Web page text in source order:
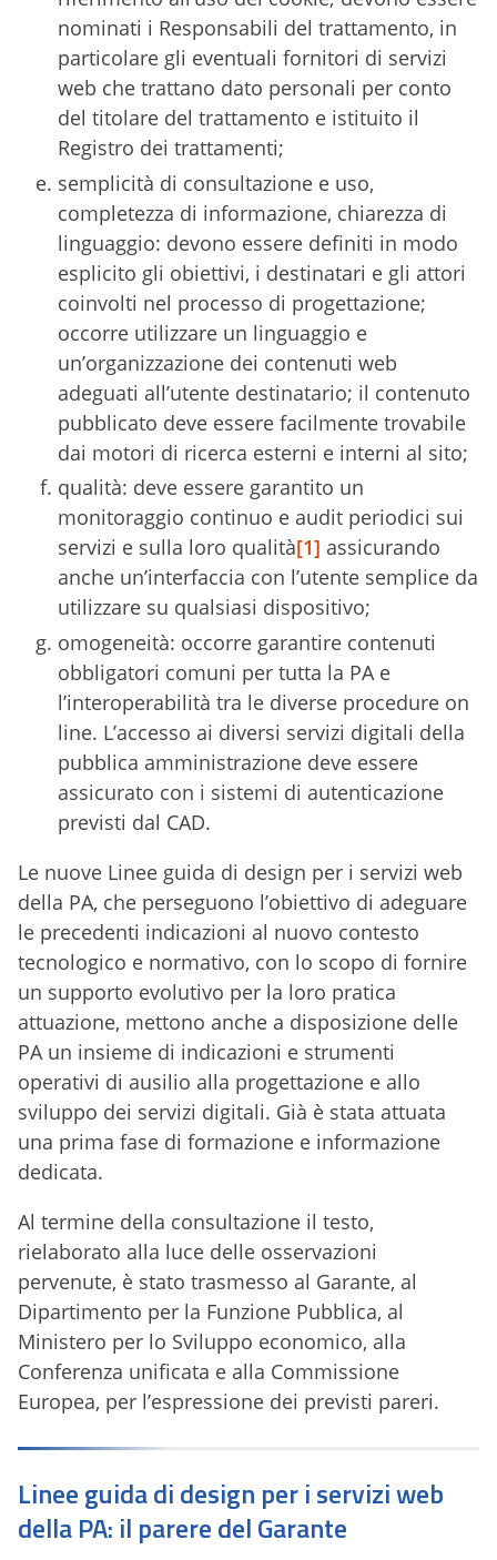
nominati i Responsabili del trattamento, in
particolare gli eventuali fornitori di servizi
web che trattano dato personali per conto
del titolare del trattamento e istituito il
Registro dei trattamenti;
semplicità di consultazione e uso,
completezza di informazione, chiarezza di
linguaggio: devono essere definiti in modo
esplicito gli obiettivi, i destinatari e gli attori
coinvolti nel processo di progettazione;
occorre utilizzare un linguaggio e
un’organizzazione dei contenuti web
adeguati all’utente destinatario; il contenuto
pubblicato deve essere facilmente trovabile
dai motori di ricerca esterni e interni al sito;
qualità: deve essere garantito un
monitoraggio continuo e audit periodici sui
servizi e sulla loro qualità[1] assicurando
anche un’interfaccia con l’utente semplice da
utilizzare su qualsiasi dispositivo;
omogeneità: occorre garantire contenuti
obbligatori comuni per tutta la PA e
l’interoperabilità tra le diverse procedure on
line. L’accesso ai diversi servizi digitali della
pubblica amministrazione deve essere
assicurato con i sistemi di autenticazione
previsti dal CAD.
Le nuove Linee guida di design per i servizi web
della PA, che perseguono l’obiettivo di adeguare
le precedenti indicazioni al nuovo contesto
tecnologico e normativo, con lo scopo di fornire
un supporto evolutivo per la loro pratica
attuazione, mettono anche a disposizione delle
PA un insieme di indicazioni e strumenti
operativi di ausilio alla progettazione e allo
sviluppo dei servizi digitali. Già è stata attuata
una prima fase di formazione e informazione
dedicata.
Al termine della consultazione il testo,
rielaborato alla luce delle osservazioni
pervenute, è stato trasmesso al Garante, al
Dipartimento per la Funzione Pubblica, al
Ministero per lo Sviluppo economico, alla
Conferenza unificata e alla Commissione
Europea, per l’espressione dei previsti pareri.
Linee guida di design per i servizi web
della PA: il parere del Garante